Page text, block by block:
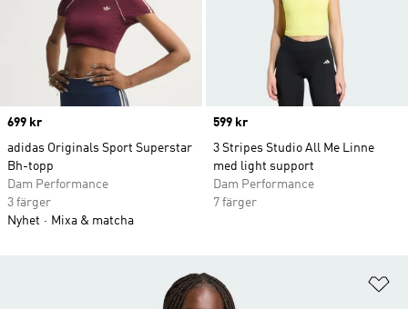
Price
699 kr
adidas Originals Sport Superstar
Bh-topp
Dam Performance
3 färger
Nyhet
Mixa & matcha
Price
599 kr
3 Stripes Studio All Me Linne
med light support
Dam Performance
7 färger